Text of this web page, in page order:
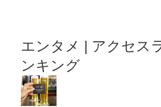
エンタメ | アクセス
ンキング